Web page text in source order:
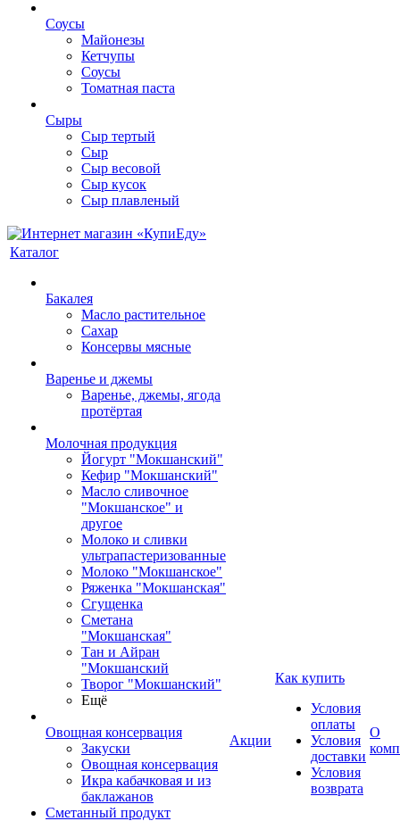
Соусы
Майонезы
Кетчупы
Соусы
Томатная паста
Сыры
Сыр тертый
Сыр
Сыр весовой
Сыр кусок
Сыр плавленый
Каталог
Бакалея
Масло растительное
Сахар
Консервы мясные
Варенье и джемы
Варенье, джемы, ягода
протёртая
Молочная продукция
Йогурт "Мокшанский"
Кефир "Мокшанский"
Масло сливочное
"Мокшанское" и
другое
Молоко и сливки
ультрапастеризованные
Молоко "Мокшанское"
Ряженка "Мокшанская"
Сгущенка
Сметана
"Мокшанская"
Тан и Айран
"Мокшанский
Творог "Мокшанский"
Ещё
Овощная консервация
Закуски
Овощная консервация
Икра кабачковая и из
баклажанов
Сметанный продукт
Акции
Как купить
Условия
оплаты
Условия
доставки
Условия
возврата
О